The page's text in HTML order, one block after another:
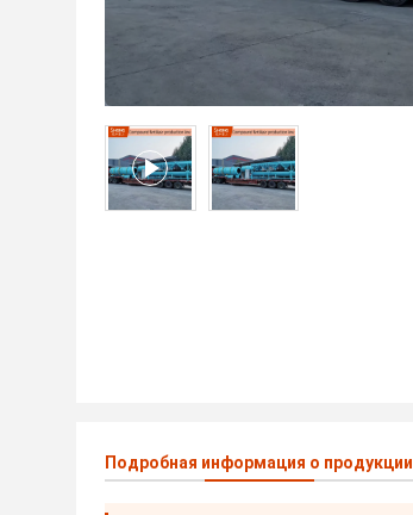
Подробная информация о продукции